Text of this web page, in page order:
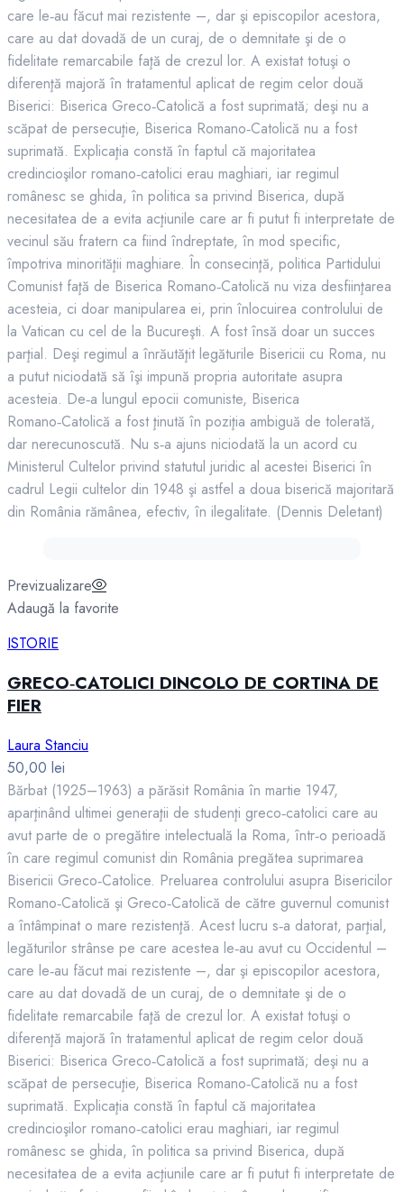
care le‑au făcut mai rezistente –, dar şi episcopilor acestora,
care au dat dovadă de un curaj, de o demnitate şi de o
fidelitate remarcabile faţă de crezul lor. A existat totuşi o
diferenţă majoră în tratamentul aplicat de regim celor două
Biserici: Biserica Greco‑Catolică a fost suprimată; deşi nu a
scăpat de persecuţie, Biserica Romano‑Catolică nu a fost
suprimată. Explicaţia constă în faptul că majoritatea
credincioşilor romano‑catolici erau maghiari, iar regimul
românesc se ghida, în politica sa privind Biserica, după
necesitatea de a evita acţiunile care ar fi putut fi interpretate de
vecinul său fratern ca fiind îndreptate, în mod specific,
împotriva minorităţii maghiare. În consecinţă, politica Partidului
Comunist faţă de Biserica Romano‑Catolică nu viza desfiinţarea
acesteia, ci doar manipularea ei, prin înlocuirea controlului de
la Vatican cu cel de la Bucureşti. A fost însă doar un succes
parţial. Deşi regimul a înrăutăţit legăturile Bisericii cu Roma, nu
a putut niciodată să îşi impună propria autoritate asupra
acesteia. De‑a lungul epocii comuniste, Biserica
Romano‑Catolică a fost ţinută în poziţia ambiguă de tolerată,
dar nerecunoscută. Nu s‑a ajuns niciodată la un acord cu
Ministerul Cultelor privind statutul juridic al acestei Biserici în
cadrul Legii cultelor din 1948 şi astfel a doua biserică majoritară
din România rămânea, efectiv, în ilegalitate. (Dennis Deletant)
Previzualizare
Adaugă la favorite
ISTORIE
GRECO‑CATOLICI DINCOLO DE CORTINA DE
FIER
Laura Stanciu
50,00 lei
Bărbat (1925–1963) a părăsit România în martie 1947,
aparţinând ultimei generaţii de studenţi greco‑catolici care au
avut parte de o pregătire intelectuală la Roma, într‑o perioadă
în care regimul comunist din România pregătea suprimarea
Bisericii Greco‑Catolice. Preluarea controlului asupra Bisericilor
Romano‑Catolică şi Greco‑Catolică de către guvernul comunist
a întâmpinat o mare rezistenţă. Acest lucru s‑a datorat, parţial,
legăturilor strânse pe care acestea le‑au avut cu Occidentul –
care le‑au făcut mai rezistente –, dar şi episcopilor acestora,
care au dat dovadă de un curaj, de o demnitate şi de o
fidelitate remarcabile faţă de crezul lor. A existat totuşi o
diferenţă majoră în tratamentul aplicat de regim celor două
Biserici: Biserica Greco‑Catolică a fost suprimată; deşi nu a
scăpat de persecuţie, Biserica Romano‑Catolică nu a fost
suprimată. Explicaţia constă în faptul că majoritatea
credincioşilor romano‑catolici erau maghiari, iar regimul
românesc se ghida, în politica sa privind Biserica, după
necesitatea de a evita acţiunile care ar fi putut fi interpretate de